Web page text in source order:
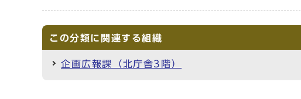
この分類に関連する組織
企画広報課（北庁舎3階）